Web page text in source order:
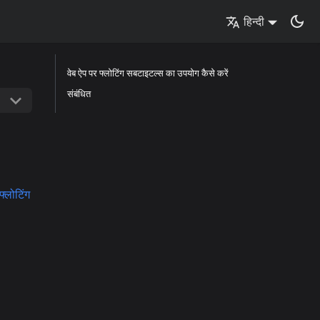
हिन्दी
फ्लोटिंग
वेब ऐप पर फ्लोटिंग सबटाइटल्स का उपयोग कैसे करें
संबंधित